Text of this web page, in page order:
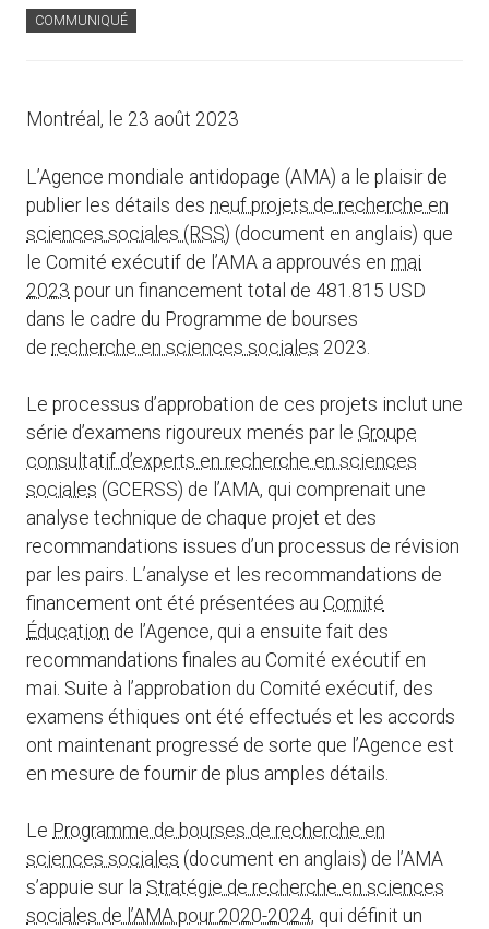
COMMUNIQUÉ
Montréal, le 23 août 2023
L’Agence mondiale antidopage (AMA) a le plaisir de
publier les détails des neuf projets de recherche en
sciences sociales (RSS) (document en anglais) que
le Comité exécutif de l’AMA a approuvés en mai
2023 pour un financement total de 481.815 USD
dans le cadre du Programme de bourses
de recherche en sciences sociales 2023.
Le processus d’approbation de ces projets inclut une
série d’examens rigoureux menés par le Groupe
consultatif d’experts en recherche en sciences
sociales (GCERSS) de l’AMA, qui comprenait une
analyse technique de chaque projet et des
recommandations issues d’un processus de révision
par les pairs. L’analyse et les recommandations de
financement ont été présentées au Comité
Éducation de l’Agence, qui a ensuite fait des
recommandations finales au Comité exécutif en
mai. Suite à l’approbation du Comité exécutif, des
examens éthiques ont été effectués et les accords
ont maintenant progressé de sorte que l’Agence est
en mesure de fournir de plus amples détails.
Le Programme de bourses de recherche en
sciences sociales (document en anglais) de l’AMA
s’appuie sur la Stratégie de recherche en sciences
sociales de l’AMA pour 2020-2024, qui définit un